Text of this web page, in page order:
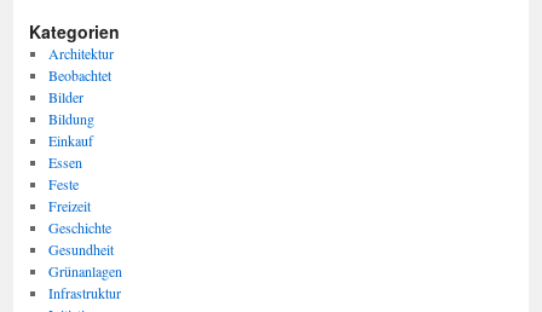
Kategorien
Architektur
Beobachtet
Bilder
Bildung
Einkauf
Essen
Feste
Freizeit
Geschichte
Gesundheit
Grünanlagen
Infrastruktur